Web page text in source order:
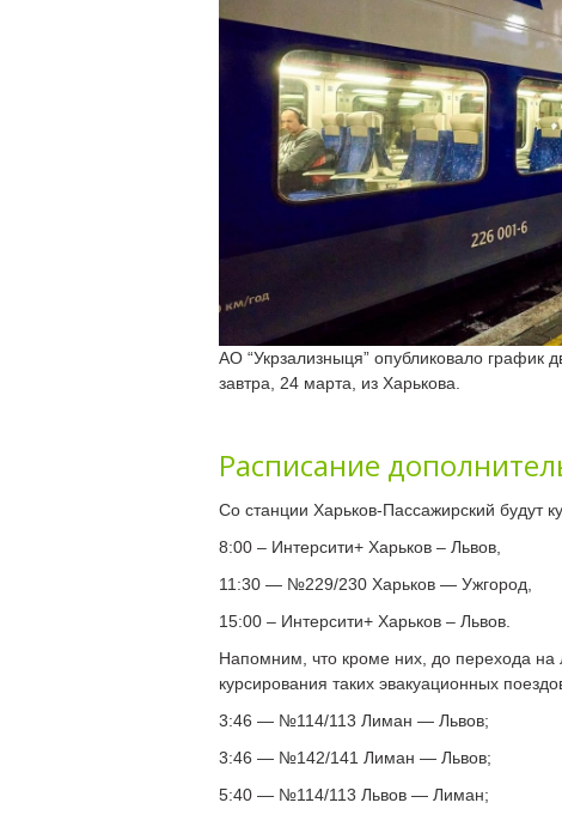
АО “Укрзализныця” опубликовало график
завтра, 24 марта, из Харькова.
Расписание
Со станции Харьков-Пассажирский будут
8:00 – Интерсити+ Харьков – Львов,
11:30 — №229/230 Харьков — Ужгород,
15:00 – Интерсити+ Харьков – Львов.
Напомним, что кроме них, до перехода
курсирования таких эвакуационных
3:46 — №114/113 Лиман — Львов;
3:46 — №142/141 Лиман — Львов;
5:40 — №114/113 Львов — Лиман;